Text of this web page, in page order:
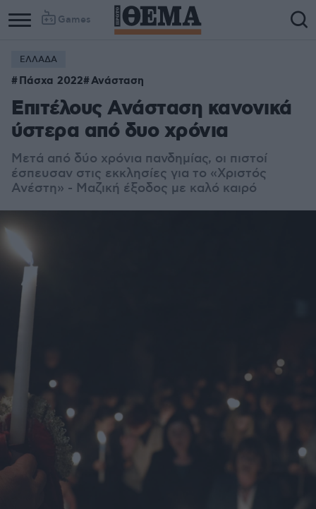
Games
ΕΛΛΑΔΑ
Πάσχα 2022 Ανάσταση
Επιτέλους Ανάσταση κανονικά
ύστερα από δυο χρόνια
Μετά από δύο χρόνια πανδημίας, οι πιστοί
έσπευσαν στις εκκλησίες για το «Χριστός
Ανέστη» - Μαζική έξοδος με καλό καιρό